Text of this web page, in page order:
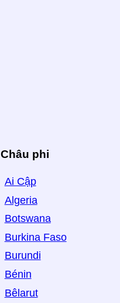
Châu phi
Ai Cập
Algeria
Botswana
Burkina Faso
Burundi
Bénin
Bêlarut